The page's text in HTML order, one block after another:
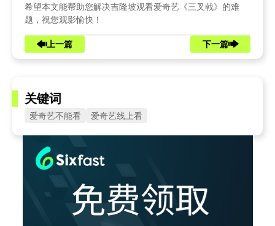
希望本文能帮助您解决吉隆坡观看爱奇艺《三叉戟》的难
题，祝您观影愉快！
上一篇 下一篇
关键词
爱奇艺不能看 爱奇艺线上看